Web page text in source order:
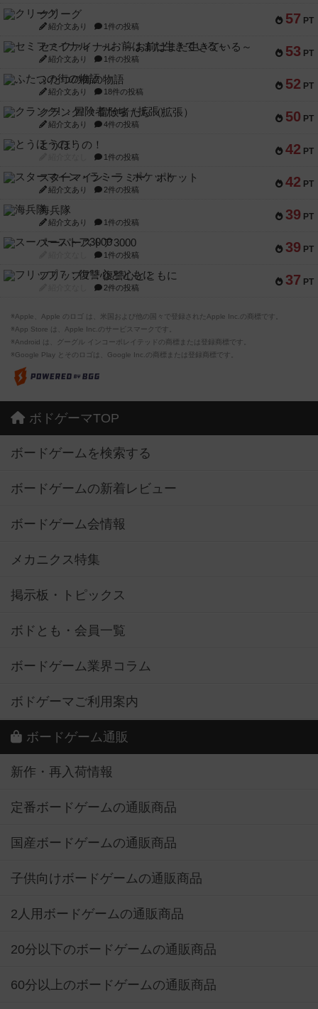
57 PT
クリーグ
紹介文あり 1件の投稿
53 PT
セミファイナル ～お前はまだ生きている～
紹介文あり 1件の投稿
52 PT
ふたつの街の物語
紹介文あり 18件の投稿
50 PT
クランク! ：冒険者たち（拡張）
紹介文あり 4件の投稿
42 PT
とうほうの！
1件の投稿
42 PT
スターマイン・ラミー ポケット
紹介文あり 2件の投稿
39 PT
海兵隊
紹介文あり 1件の投稿
39 PT
スーパーストア3000
1件の投稿
37 PT
フリップ７：復讐心とともに
2件の投稿
※Apple、Apple のロゴ は、米国および他の国々で登録されたApple Inc.の商標です。
※App Store は、Apple Inc.のサービスマークです。
※Android は、グーグル インコーポレイテッドの商標または登録商標です。
※Google Play とそのロゴは、Google Inc.の商標または登録商標です。
ボドゲーマTOP
ボードゲームを検索する
ボードゲームの新着レビュー
ボードゲーム会情報
メカニクス特集
掲示板・トピックス
ボドとも・会員一覧
ボードゲーム業界コラム
ボドゲーマご利用案内
ボードゲーム通販
新作・再入荷情報
定番ボードゲームの通販商品
国産ボードゲームの通販商品
子供向けボードゲームの通販商品
2人用ボードゲームの通販商品
20分以下のボードゲームの通販商品
60分以上のボードゲームの通販商品